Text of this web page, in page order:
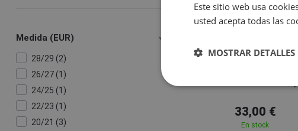
Medida (EUR)
28/29 (2)
26/27 (1)
24/25 (1)
22/23 (1)
20/21 (3)
33,00 €
En stock
Este sitio web usa
usted acepta todas las
MOSTRAR DETALLES